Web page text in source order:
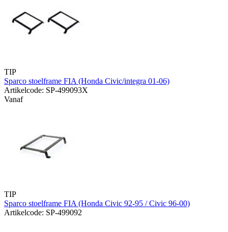
TIP
Sparco stoelframe FIA (Honda Civic/integra 01-06)
Artikelcode: SP-499093X
Vanaf
TIP
Sparco stoelframe FIA (Honda Civic 92-95 / Civic 96-00)
Artikelcode: SP-499092